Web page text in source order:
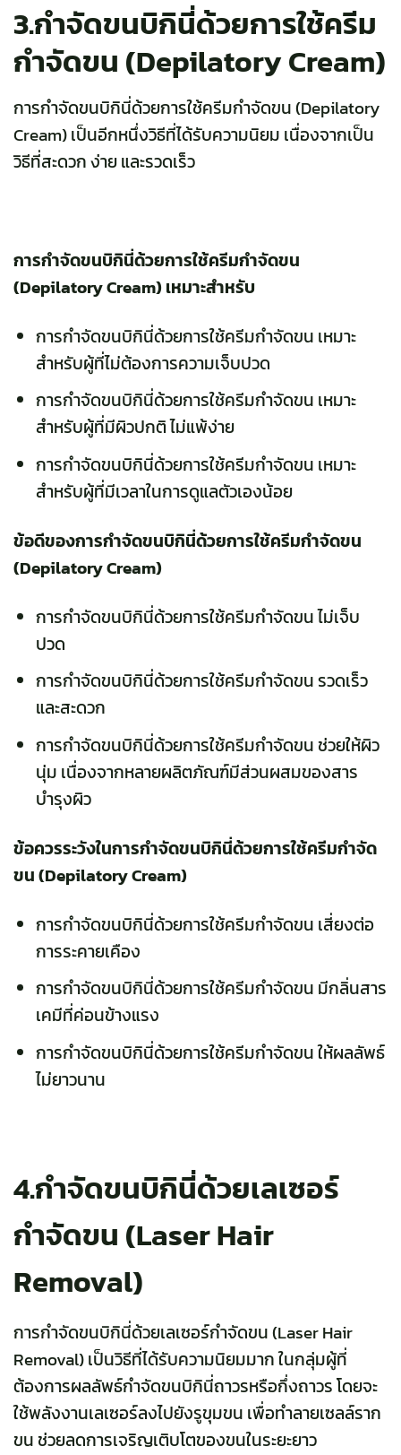
3.กำจัดขนบิกินี่ด้วยการใช้ครีม
กำจัดขน (Depilatory Cream)
การกำจัดขนบิกินี่ด้วยการใช้ครีมกำจัดขน (Depilatory
Cream) เป็นอีกหนึ่งวิธีที่ได้รับความนิยม เนื่องจากเป็น
วิธีที่สะดวก ง่าย และรวดเร็ว
การกำจัดขนบิกินี่ด้วยการใช้ครีมกำจัดขน
(Depilatory Cream) เหมาะสำหรับ
การกำจัดขนบิกินี่ด้วยการใช้ครีมกำจัดขน เหมาะ
สำหรับผู้ที่ไม่ต้องการความเจ็บปวด
การกำจัดขนบิกินี่ด้วยการใช้ครีมกำจัดขน เหมาะ
สำหรับผู้ที่มีผิวปกติ ไม่แพ้ง่าย
การกำจัดขนบิกินี่ด้วยการใช้ครีมกำจัดขน เหมาะ
สำหรับผู้ที่มีเวลาในการดูแลตัวเองน้อย
ข้อดีของการกำจัดขนบิกินี่ด้วยการใช้ครีมกำจัดขน
(Depilatory Cream)
การกำจัดขนบิกินี่ด้วยการใช้ครีมกำจัดขน ไม่เจ็บ
ปวด
การกำจัดขนบิกินี่ด้วยการใช้ครีมกำจัดขน รวดเร็ว
และสะดวก
การกำจัดขนบิกินี่ด้วยการใช้ครีมกำจัดขน ช่วยให้ผิว
นุ่ม เนื่องจากหลายผลิตภัณฑ์มีส่วนผสมของสาร
บำรุงผิว
ข้อควรระวังในการกำจัดขนบิกินี่ด้วยการใช้ครีมกำจัด
ขน (Depilatory Cream)
การกำจัดขนบิกินี่ด้วยการใช้ครีมกำจัดขน เสี่ยงต่อ
การระคายเคือง
การกำจัดขนบิกินี่ด้วยการใช้ครีมกำจัดขน มีกลิ่นสาร
เคมีที่ค่อนข้างแรง
การกำจัดขนบิกินี่ด้วยการใช้ครีมกำจัดขน ให้ผลลัพธ์
ไม่ยาวนาน
4.กำจัดขนบิกินี่ด้วยเลเซอร์
กำจัดขน (Laser Hair
Removal)
การกำจัดขนบิกินี่ด้วยเลเซอร์กำจัดขน (Laser Hair
Removal) เป็นวิธีที่ได้รับความนิยมมาก ในกลุ่มผู้ที่
ต้องการผลลัพธ์กำจัดขนบิกินี่ถาวรหรือกึ่งถาวร โดยจะ
ใช้พลังงานเลเซอร์ลงไปยังรูขุมขน เพื่อทำลายเซลล์ราก
ขน ช่วยลดการเจริญเติบโตของขนในระยะยาว